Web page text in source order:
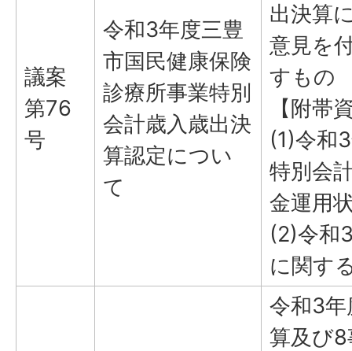
議案
第76
号
令和3年度三豊
市国民健康保険
診療所事業特別
会計歳入歳出決
算認定につい
て
出決算
意見を
すもの
【附帯
(1)令和
特別会
金運用
(2)令和
に関す
令和3年
算及び